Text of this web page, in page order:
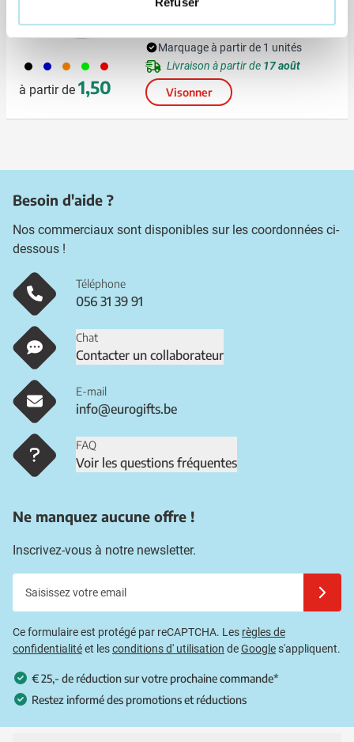
001 005 007 029 008
à partir de 1,50
Marquage à partir de 1 unités
Livraison à partir de 17 août
Visonner
Besoin d'aide ?
Nos commerciaux sont disponibles sur les coordonnées ci-
dessous !
Téléphone
056 31 39 91
Chat
Contacter un collaborateur
E-mail
info@eurogifts.be
FAQ
Voir les questions fréquentes
Ne manquez aucune offre !
Inscrivez-vous à notre newsletter.
Ce formulaire est protégé par reCAPTCHA. Les règles de
confidentialitéet lesconditions d' utilisation deGoogles'appliquent.
€ 25,- de réduction sur votre prochaine commande*
Restez informé des promotions et réductions